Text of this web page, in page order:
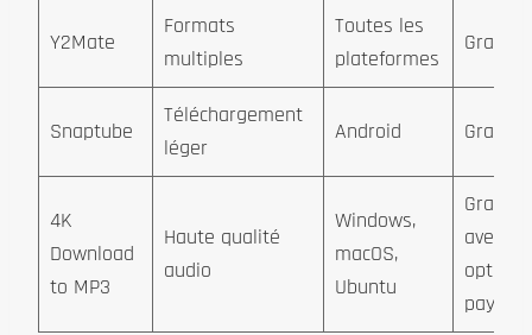
Y2Mate
Formats
multiples
Toutes les
plateformes
Gratuit
Snaptube
Téléchargement
léger
Android Gratuit
4K
Download
to MP3
Haute qualité
audio
Windows,
macOS,
Ubuntu
Gratuit
avec
options